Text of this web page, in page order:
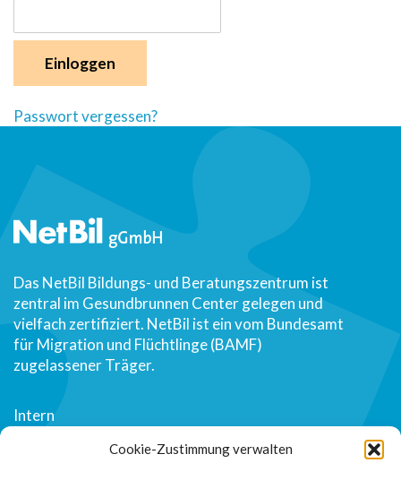
Cookie-Zustimmung verwalten
Passwort vergessen?
Das NetBil Bildungs- und Beratungszentrum ist
zentral im Gesundbrunnen Center gelegen und
vielfach zertifiziert. NetBil ist ein vom Bundesamt
für Migration und Flüchtlinge (BAMF)
zugelassener Träger.
Intern